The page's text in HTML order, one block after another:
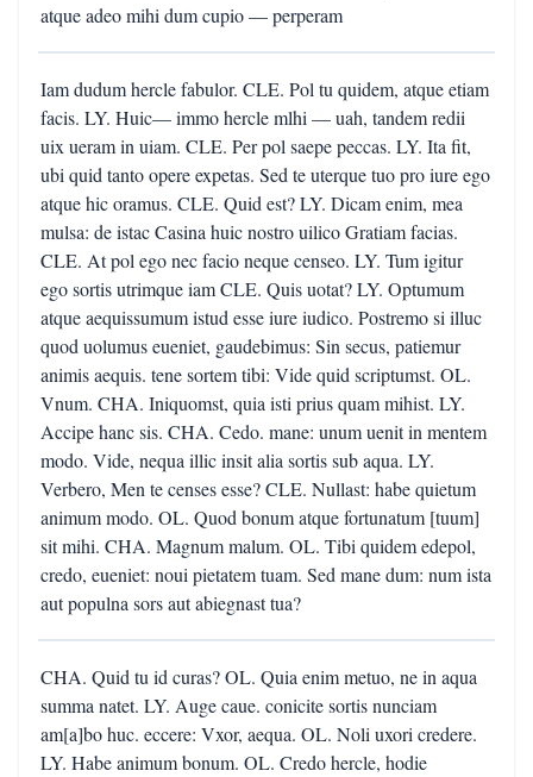
atque adeo mihi dum cupio — perperam
Iam dudum hercle fabulor. CLE. Pol tu quidem, atque etiam
facis. LY. Huic— immo hercle mlhi — uah, tandem redii
uix ueram in uiam. CLE. Per pol saepe peccas. LY. Ita fit,
ubi quid tanto opere expetas. Sed te uterque tuo pro iure ego
atque hic oramus. CLE. Quid est? LY. Dicam enim, mea
mulsa: de istac Casina huic nostro uilico Gratiam facias.
CLE. At pol ego nec facio neque censeo. LY. Tum igitur
ego sortis utrimque iam CLE. Quis uotat? LY. Optumum
atque aequissumum istud esse iure iudico. Postremo si illuc
quod uolumus eueniet, gaudebimus: Sin secus, patiemur
animis aequis. tene sortem tibi: Vide quid scriptumst. OL.
Vnum. CHA. Iniquomst, quia isti prius quam mihist. LY.
Accipe hanc sis. CHA. Cedo. mane: unum uenit in mentem
modo. Vide, nequa illic insit alia sortis sub aqua. LY.
Verbero, Men te censes esse? CLE. Nullast: habe quietum
animum modo. OL. Quod bonum atque fortunatum [tuum]
sit mihi. CHA. Magnum malum. OL. Tibi quidem edepol,
credo, eueniet: noui pietatem tuam. Sed mane dum: num ista
aut populna sors aut abiegnast tua?
CHA. Quid tu id curas? OL. Quia enim metuo, ne in aqua
summa natet. LY. Auge caue. conicite sortis nunciam
am[a]bo huc. eccere: Vxor, aequa. OL. Noli uxori credere.
LY. Habe animum bonum. OL. Credo hercle, hodie